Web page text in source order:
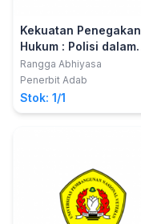
Kekuatan Penegakan
Hukum : Polisi dalam
Mengatasi Tantangan
Korupsi
Rangga Abhiyasa
Penerbit Adab
Stok: 1/1